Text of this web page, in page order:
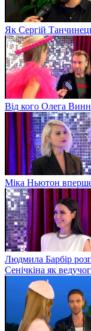
Як Сергій
Від кого Олега
Міка Ньютон вперше
Людмила Барбір
Сенічкіна як